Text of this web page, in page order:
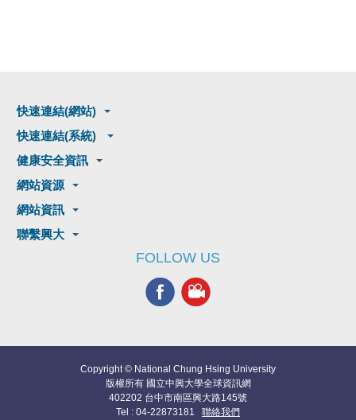
快速連結(網站)
快速連結(系統)
健康安全資訊
網站資源
網站資訊
聯繫興大
FOLLOW US
Copyright © National Chung Hsing University
版權所有 國立中興大學全球資訊網
402202 台中市南區興大路145號
Tel : 04-22873181 聯絡我們